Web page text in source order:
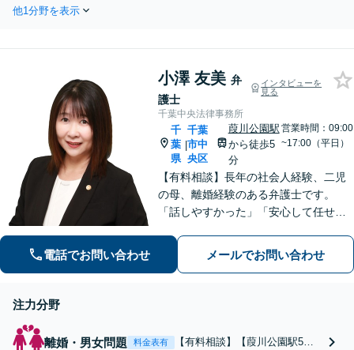
り
ずご相談ください。ご自身で
もしれません。代わりに交
渉・手続きをし、負担を軽
減。
他1分野を表示
小澤 友美 弁
護士
インタビューを
見る
千葉中央法律事務所
千
葉
県
|
千葉
市中
央区
葭川公園駅
から徒歩5
分
営業時間：09:00
~17:00（平日）
【有料相談】長年の社会人経験、二児
の母、離婚経験のある弁護士です。
「話しやすかった」「安心して任せら
す。最後まで話を遮らずにお聞きし、
丁寧な対応を心がけます。お気軽にご
電話でお問い合わせ メールでお問い合わせ
注力分野
離婚・男女問題 料金表有
【有料相談】【葭川公園駅5